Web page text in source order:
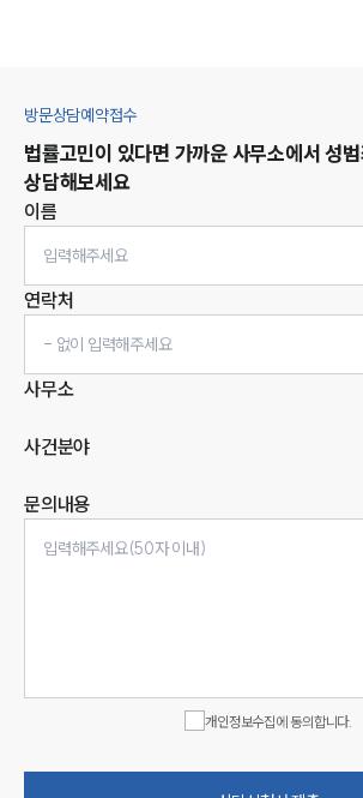
방문상담예약접수
법률고민이 있다면 가까운 사무소에서 성
상담해보세요
이름
연락처
사무소
사건분야
문의내용
개인정보수집에 동의합니다.